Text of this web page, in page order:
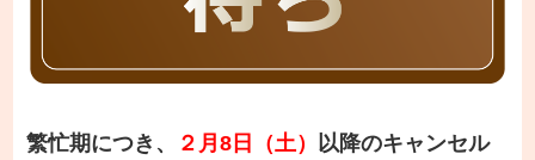
繁忙期につき、 ２月8日（土） 以降のキャンセル